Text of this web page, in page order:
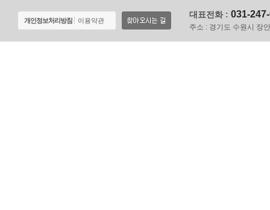
개인정보처리방침 이용약관
대표전화 : 031-
주소 : 경기도 수원시 장